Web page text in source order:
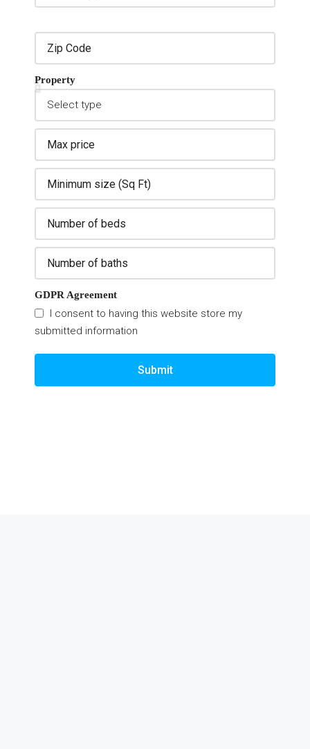
Property
GDPR Agreement
I consent to having this website store my
submitted information
Submit